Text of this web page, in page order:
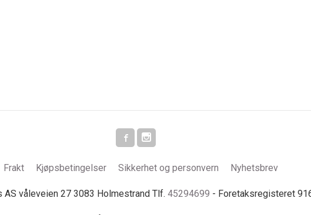
Frakt Kjøpsbetingelser Sikkerhet og personvern Nyhetsbrev
AS våleveien 27 3083 Holmestrand Tlf. 45294699 - Foretaksregisteret